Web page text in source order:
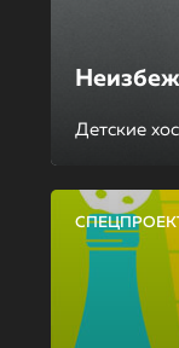
Детские